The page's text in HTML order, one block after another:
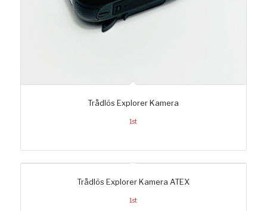
Trådlös Explorer Kamera
1st
Trådlös Explorer Kamera ATEX
1st